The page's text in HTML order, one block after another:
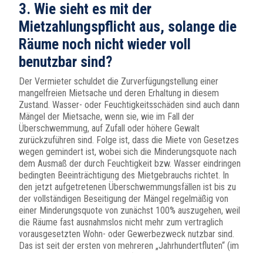
3. Wie sieht es mit der
Mietzahlungspflicht aus, solange die
Räume noch nicht wieder voll
benutzbar sind?
Der Vermieter schuldet die Zurverfügungstellung einer
mangelfreien Mietsache und deren Erhaltung in diesem
Zustand. Wasser- oder Feuchtigkeitsschäden sind auch dann
Mängel der Mietsache, wenn sie, wie im Fall der
Überschwemmung, auf Zufall oder höhere Gewalt
zurückzuführen sind. Folge ist, dass die Miete von Gesetzes
wegen gemindert ist, wobei sich die Minderungsquote nach
dem Ausmaß der durch Feuchtigkeit bzw. Wasser eindringen
bedingten Beeinträchtigung des Mietgebrauchs richtet. In
den jetzt aufgetretenen Überschwemmungsfällen ist bis zu
der vollständigen Beseitigung der Mängel regelmäßig von
einer Minderungsquote von zunächst 100% auszugehen, weil
die Räume fast ausnahmslos nicht mehr zum vertraglich
vorausgesetzten Wohn- oder Gewerbezweck nutzbar sind.
Das ist seit der ersten von mehreren „Jahrhundertfluten“ (im